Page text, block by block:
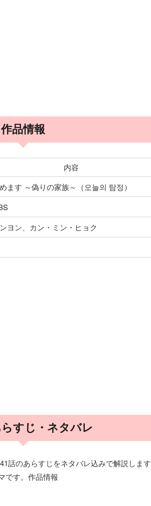
作品情報
内容
ます ～偽りの家族～（오늘의 탐정）
ヨン、カン・ミン・ヒョク
すじ・ネタバレ
話のあらすじをネタバレ込みで解説しま
です。作品情報